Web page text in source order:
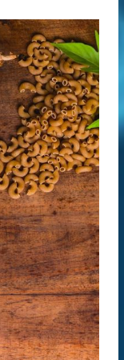
Allergie
Apotheke
CBD CBD
Fitnesstraining
Golf
Massage
Online